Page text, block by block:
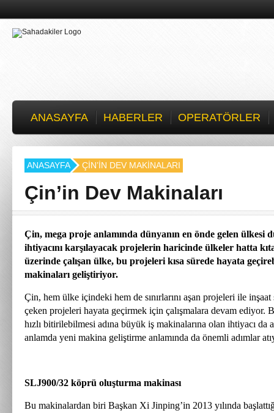
ANASAYFA HABERLER OPERATÖRLER
ANASAYFA ÇIN’IN DEV MAKINALARI
Çin’in Dev Makinaları
Çin, mega proje anlamında dünyanın en önde gelen ülkesi
ihtiyacını karşılayacak projelerin haricinde ülkeler hatta
üzerinde çalışan ülke, bu projeleri kısa sürede hayata
makinaları geliştiriyor.
Çin, hem ülke içindeki hem de sınırlarını aşan projeleri ile
çeken projeleri hayata geçirmek için çalışmalara devam ediyor.
hızlı bitirilebilmesi adına büyük iş makinalarına olan ihtiyacı da
anlamda yeni makina geliştirme anlamında da önemli adımlar
SLJ900/32 köprü oluşturma makinası
Bu makinalardan biri Başkan Xi Jinping’in 2013 yılında